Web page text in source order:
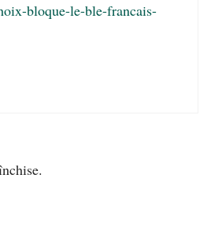
bloque-le-ble-francais-